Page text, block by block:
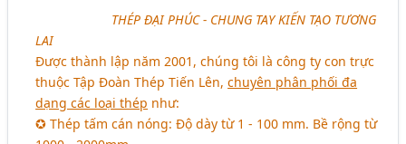
THÉP ĐẠI PHÚC - CHUNG TAY KIẾN TẠO TƯƠNG
LAI
Được thành lập năm 2001, chúng tôi là công ty con trực
thuộc Tập Đoàn Thép Tiến Lên,chuyên phân phối đa
dạng các loại thép như:
✪ Thép tấm cán nóng: Độ dày từ 1 - 100 mm. Bề rộng từ